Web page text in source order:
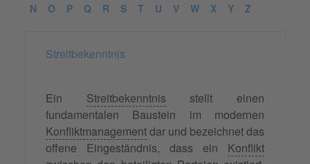
N
O P Q R S T U V W X Y Z
Streitbekenntnis
Ein Streitbekenntnis stellt einen
fundamentalen Baustein im modernen
Konfliktmanagementdar und bezeichnet das
offene Eingeständnis, dass ein Konflikt